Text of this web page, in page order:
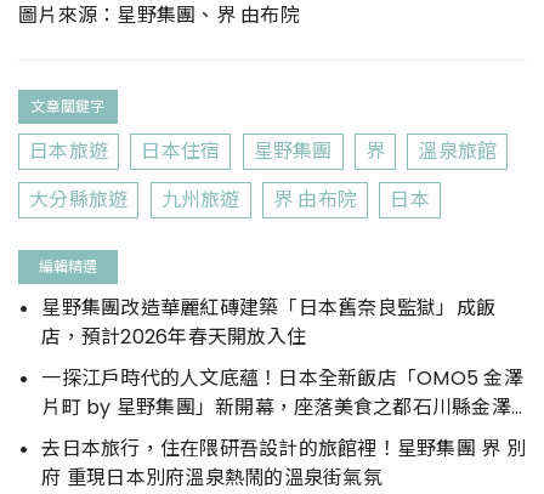
圖片來源：星野集團、界 由布院
文章關鍵字
日本旅遊 日本住宿 星野集團 界
溫泉旅館
大分縣旅遊
九州旅遊 界 由布院 日本
編輯精選
星野集團改造華麗紅磚建築「日本舊奈良監獄」成飯
店，預計2026年春天開放入住
一探江戶時代的人文底蘊！日本全新飯店「OMO5 金澤
片町 by 星野集團」新開幕，座落美食之都石川縣金澤
市
去日本旅行，住在隈研吾設計的旅館裡！星野集團 界 別
府 重現日本別府溫泉熱鬧的溫泉街氣氛